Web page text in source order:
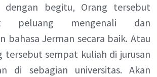
dengan begitu, Orang tersebut
peluang mengenali dan
bahasa Jerman secara baik. Atau
tersebut sempat kuliah di jurusan
di sebagian universitas. Akan